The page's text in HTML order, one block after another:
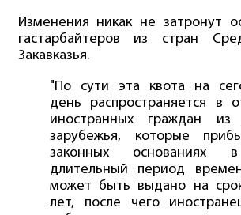
Изменения никак не затронут
гастарбайтеров из стран
Закавказья.
"По сути эта квота на
день распространяется в
иностранных граждан из
зарубежья, которые
законных основаниях
длительный период
может быть выдано на
лет, после чего